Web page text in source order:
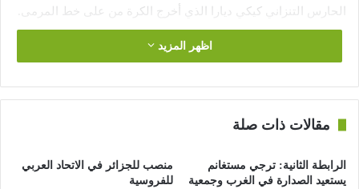
الحارس التنزاني كيكي ديارا الذي أخرج الكرة من على خط المرمى.
وعانى الفريق الأحمر والأسود بفعل التشتت والأخطاء الفادحة على
ميصالة، وبفعل الضغط الكبير الذي فرضه رفاق القائد بلعيد، افتكّ
بلعيد أهدر الضربة (59).
اظهر المزيد
مقالات ذات صلة
الرابطة الثانية: ترجي مستغانم
يستعيد الصدارة في الغرب وجمعية
منصب للجزائر في الاتحاد العربي
للفروسية